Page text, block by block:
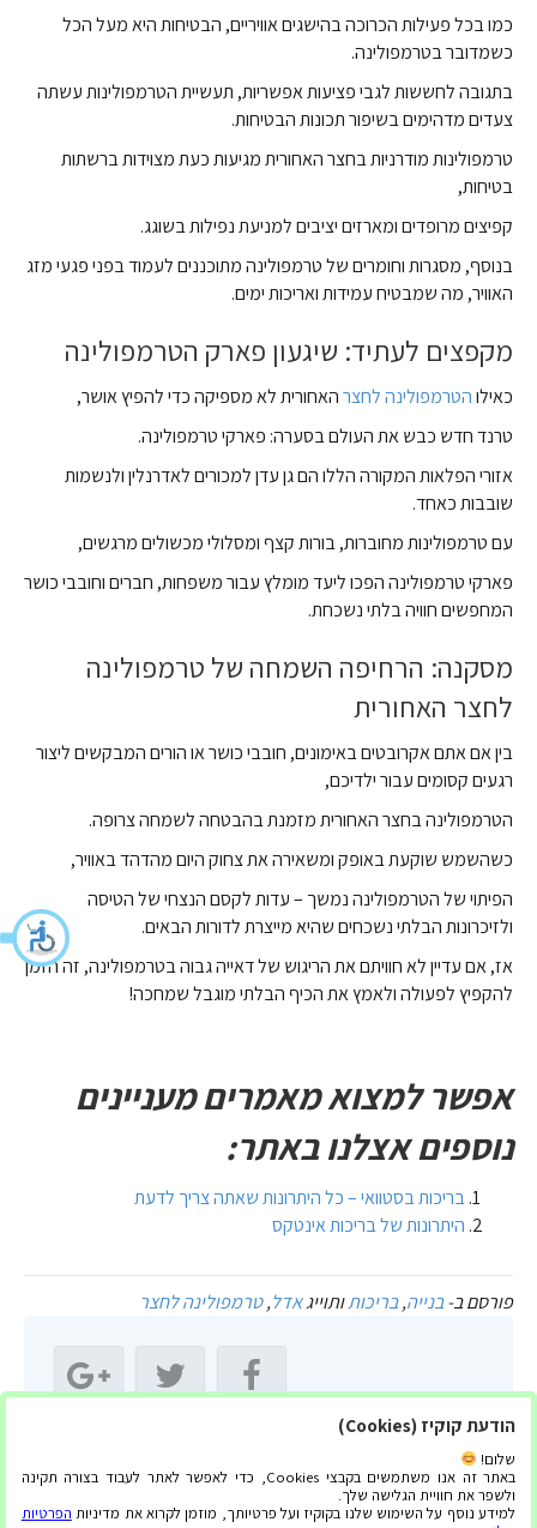
כמו בכל פעילות הכרוכה בהישגים אוויריים, הבטיחות היא מעל הכל
כשמדובר בטרמפולינה.
בתגובה לחששות לגבי פציעות אפשריות, תעשיית הטרמפולינות עשתה
צעדים מדהימים בשיפור תכונות הבטיחות.
טרמפולינות מודרניות בחצר האחורית מגיעות כעת מצוידות ברשתות
בטיחות,
קפיצים מרופדים ומארזים יציבים למניעת נפילות בשוגג.
בנוסף, מסגרות וחומרים של טרמפולינה מתוכננים לעמוד בפני פגעי מזג
האוויר, מה שמבטיח עמידות ואריכות ימים.
מקפצים לעתיד: שיגעון פארק הטרמפולינה
כאילוהטרמפולינה לחצרהאחורית לא מספיקה כדי להפיץ אושר,
טרנד חדש כבש את העולם בסערה: פארקי טרמפולינה.
אזורי הפלאות המקורה הללו הם גן עדן למכורים לאדרנלין ולנשמות
שובבות כאחד.
עם טרמפולינות מחוברות, בורות קצף ומסלולי מכשולים מרגשים,
פארקי טרמפולינה הפכו ליעד מומלץ עבור משפחות, חברים וחובבי כושר
המחפשים חוויה בלתי נשכחת.
מסקנה: הרחיפה השמחה של טרמפולינה
לחצר האחורית
בין אם אתם אקרובטים באימונים, חובבי כושר או הורים המבקשים ליצור
רגעים קסומים עבור ילדיכם,
הטרמפולינה בחצר האחורית מזמנת בהבטחה לשמחה צרופה.
כשהשמש שוקעת באופק ומשאירה את צחוק היום מהדהד באוויר,
הפיתוי של הטרמפולינה נמשך – עדות לקסם הנצחי של הטיסה
ולזיכרונות הבלתי נשכחים שהיא מייצרת לדורות הבאים.
אז, אם עדיין לא חוויתם את הריגוש של דאייה גבוה בטרמפולינה, זה הזמן
להקפיץ לפעולה ולאמץ את הכיף הבלתי מוגבל שמחכה!
אפשר למצוא מאמרים מעניינים
נוספים אצלנו באתר:
בריכות בסטוואי – כל היתרונות שאתה צריך לדעת
היתרונות של בריכות אינטקס
פורסם ב-בנייה,בריכותותוייגאדל,טרמפולינה לחצר
שתף מאמר זה:
הודעת קוקיז (Cookies)
שלום!
באתר זה אנו משתמשים בקבצי Cookies, כדי לאפשר לאתר לעבוד בצורה תקינה
ולשפר את חוויית הגלישה שלך.
למידע נוסף על השימוש שלנו בקוקיז ועל פרטיותך, מוזמן לקרוא את מדיניות הפרטיות